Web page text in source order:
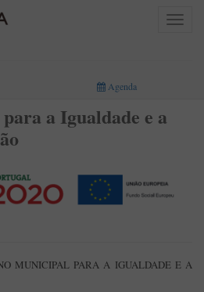
Toggle
Agenda
a Igualdade e a
MUNICIPAL PARA A IGUALDADE E A